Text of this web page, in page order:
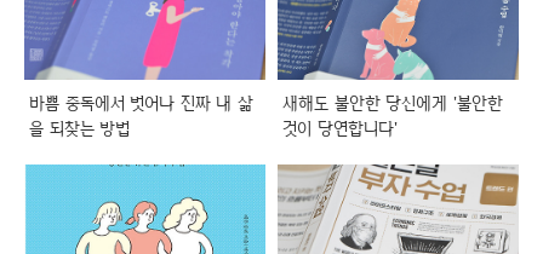
바쁨 중독에서 벗어나 진짜 내 삶
을 되찾는 방법
새해도 불안한 당신에게 '불안한
것이 당연합니다'